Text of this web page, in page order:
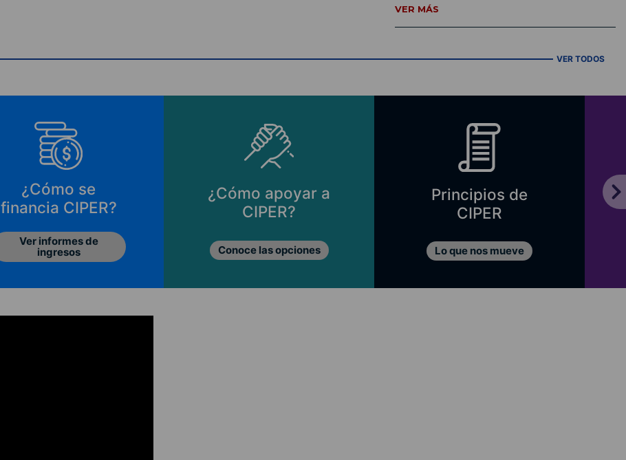
VER MÁS
VER TODOS
¿Cómo se
financia CIPER?
Ver informes de
ingresos
¿Cómo apoyar a
CIPER?
Conoce las opciones
Principios de
CIPER
Lo que nos mueve